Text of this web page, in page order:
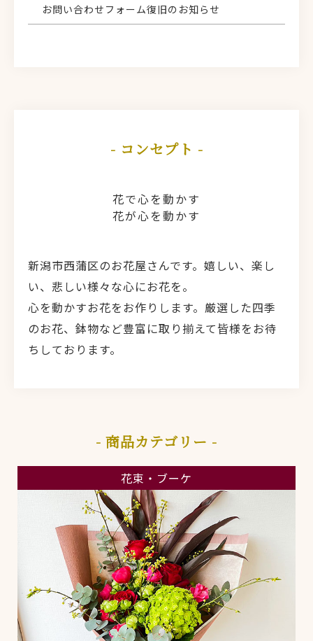
お問い合わせフォーム復旧のお知らせ
- コンセプト -
花で心を動かす
花が心を動かす
新潟市西蒲区のお花屋さんです。嬉しい、楽し
い、悲しい様々な心にお花を。
心を動かすお花をお作りします。厳選した四季
のお花、鉢物など豊富に取り揃えて皆様をお待
ちしております。
- 商品カテゴリー -
花束・ブーケ